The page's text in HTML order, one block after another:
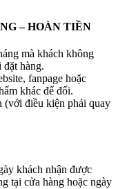
– HOÀN TIỀN
mà khách không
hàng.
fanpage hoặc
khác để đổi.
(với điều kiện phải quay
khách nhận được
tại cửa hàng hoặc ngày